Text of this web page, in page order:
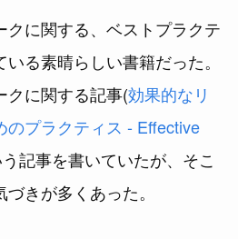
に関する、ベストプラクテ
る素晴らしい書籍だった。
クに関する記事(効果的なリ
のプラクティス - Effective
記事を書いていたが、そこ
きが多くあった。